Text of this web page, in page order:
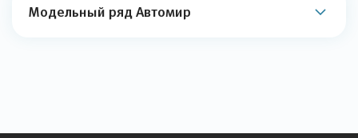
Модельный ряд Автомир